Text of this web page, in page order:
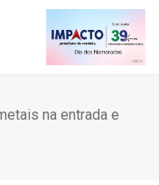
na entrada e